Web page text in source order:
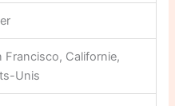
Francisco, Californie,
Unis